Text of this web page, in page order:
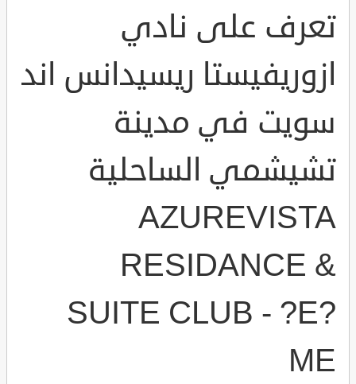
تعرف على نادي
ازوريفيستا ريسيدانس اند
سويت في مدينة
تشيشمي الساحلية
AZUREVISTA
RESIDANCE &
SUITE CLUB - ?E?
ME